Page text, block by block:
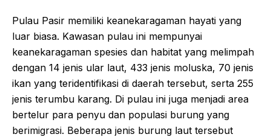
Pulau Pasir memiliki keanekaragaman hayati yang
luar biasa. Kawasan pulau ini mempunyai
keanekaragaman spesies dan habitat yang melimpah
dengan 14 jenis ular laut, 433 jenis moluska, 70 jenis
ikan yang teridentifikasi di daerah tersebut, serta 255
jenis terumbu karang. Di pulau ini juga menjadi area
bertelur para penyu dan populasi burung yang
berimigrasi. Beberapa jenis burung laut tersebut